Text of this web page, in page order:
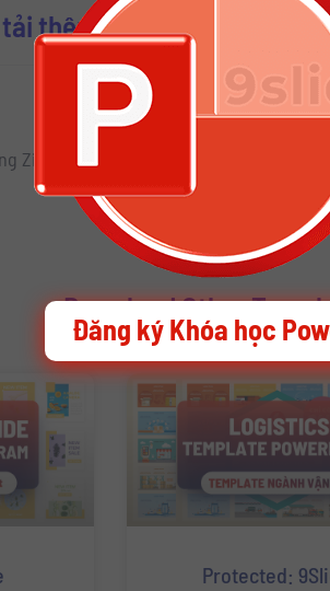
thêm nhiều Slide
Zipper trên Powerpoint
Download Other
Protected:
Đăng ký Khóa học